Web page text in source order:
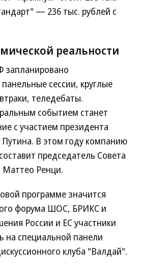
— 236 тыс. рублей с
реальности
сессии, круглые
теледебаты.
событием станет
с участием президента
В этом году компанию
председатель Совета
Ренци.
программе значится
форума ШОС, БРИКС и
России и ЕС участники
на специальной панели
клуба "Валдай".